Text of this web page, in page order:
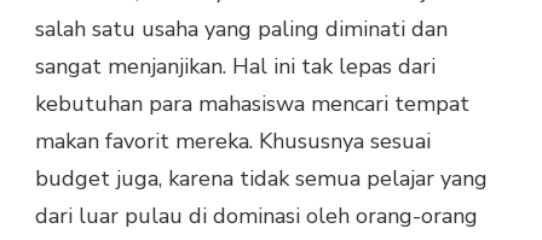
salah satu usaha yang paling diminati dan
sangat menjanjikan. Hal ini tak lepas dari
kebutuhan para mahasiswa mencari tempat
makan favorit mereka. Khususnya sesuai
budget juga, karena tidak semua pelajar yang
dari luar pulau di dominasi oleh orang-orang